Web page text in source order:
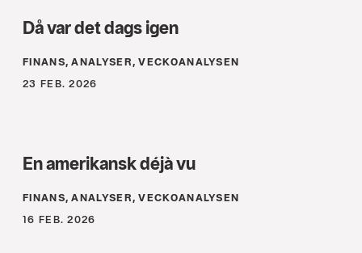
Då var det dags igen
FINANS, ANALYSER, VECKOANALYSEN
23 FEB. 2026
En amerikansk déjà vu
FINANS, ANALYSER, VECKOANALYSEN
16 FEB. 2026